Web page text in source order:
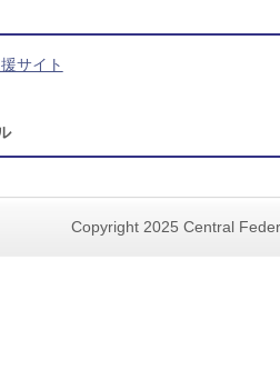
サイト
Copyright 2025 Central